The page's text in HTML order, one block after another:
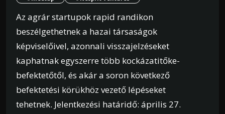
Az agrár startupok rapid randikon
beszélgethetnek a hazai társaságok
képviselőivel, azonnali visszajelzéseket
kaphatnak egyszerre több kockázatitőke-
befektetőtől, és akár a soron következő
befektetési körükhöz vezető lépéseket
tehetnek. Jelentkezési határidő: április 27.